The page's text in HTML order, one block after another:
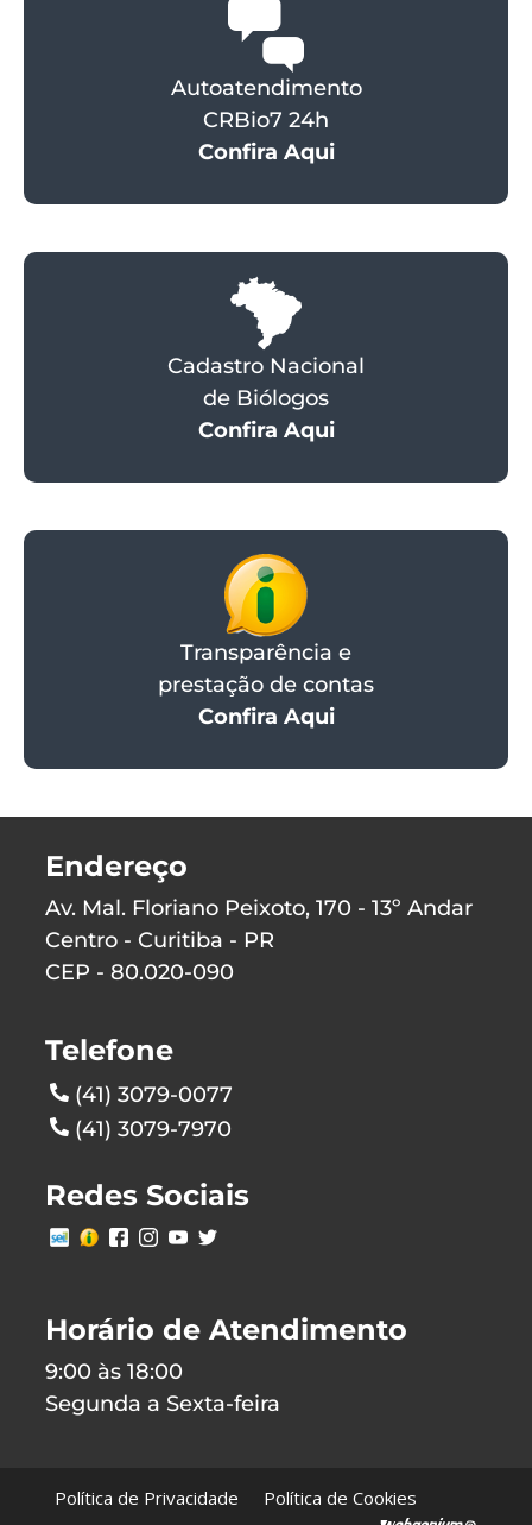
Autoatendimento
CRBio7 24h
Confira Aqui
Cadastro Nacional
de Biólogos
Confira Aqui
Transparência e
prestação de contas
Confira Aqui
Endereço
Av. Mal. Floriano Peixoto, 170 - 13º Andar
Centro - Curitiba - PR
CEP - 80.020-090
Telefone
(41) 3079-0077
(41) 3079-7970
Redes Sociais
Horário de Atendimento
9:00 às 18:00
Segunda a Sexta-feira
Política de Privacidade Política de Cookies